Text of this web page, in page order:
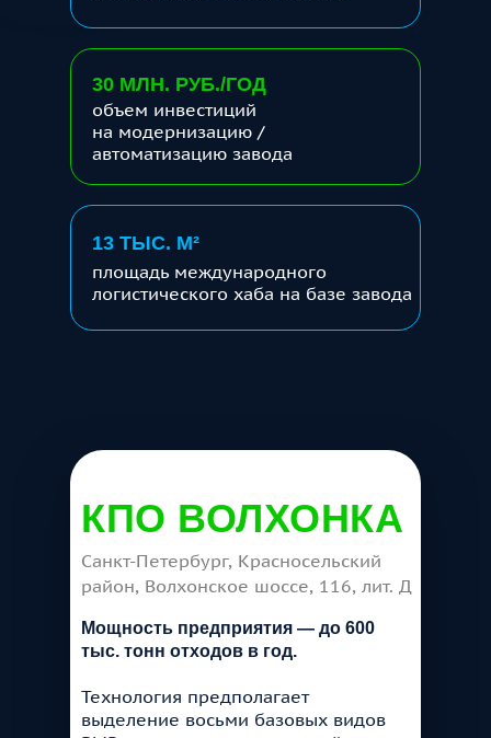
13 ТЫС. М²
30 МЛН. РУБ./ГОД
объем инвестиций
на модернизацию /
автоматизацию завода
площадь международного
логистического хаба на базе завода
Мощность предприятия — до 600
тыс. тонн отходов в год.
Технология предполагает
выделение восьми базовых видов
Санкт-Петербург, Красносельский
район, Волхонское шоссе, 116, лит. Д
КПО ВОЛХОНКА